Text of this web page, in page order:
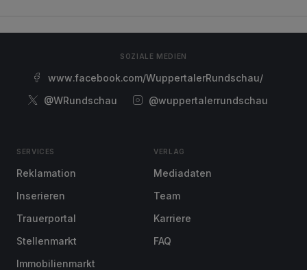
SOZIALE MEDIEN
www.facebook.com/WuppertalerRundschau/
@WRundschau
@wuppertalerrundschau
SERVICES
Reklamation
Inserieren
Trauerportal
Stellenmarkt
Immobilienmarkt
VERLAG
Mediadaten
Team
Karriere
FAQ